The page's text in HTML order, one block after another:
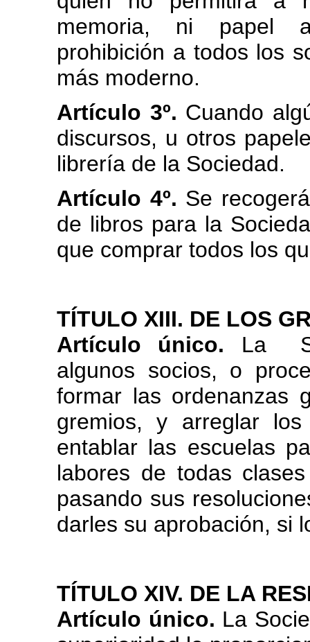
memoria, ni papel
prohibición a todos los
más moderno.
Artículo 3º. Cuando
discursos, u otros
librería de la Sociedad.
Artículo 4º. Se
de libros para la
que comprar todos los
TÍTULO XIII. DE LOS
Artículo único. La
algunos socios, o
formar las ordenanzas
gremios, y arreglar
entablar las escuelas
labores de todas
pasando sus
darles su aprobación, si
TÍTULO XIV. DE LA
Artículo único. La